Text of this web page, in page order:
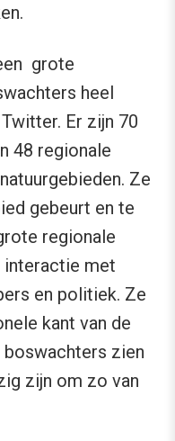
grote
heel
Er zijn 70
48 regionale
Ze
gebeurt en te
regionale
interactie met
en politiek. Ze
kant van de
zien
zijn om zo van